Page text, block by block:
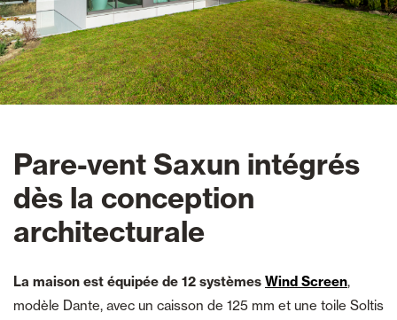
Pare-vent Saxun intégrés
dès la conception
architecturale
La maison est équipée de 12 systèmes Wind Screen,
modèle Dante, avec un caisson de 125 mm et une toile Soltis